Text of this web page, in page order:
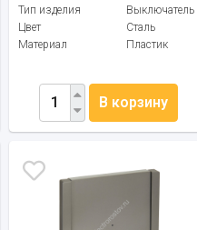
Тип изделия
Выключатель
Цвет
Сталь
Материал
Пластик
В корзину